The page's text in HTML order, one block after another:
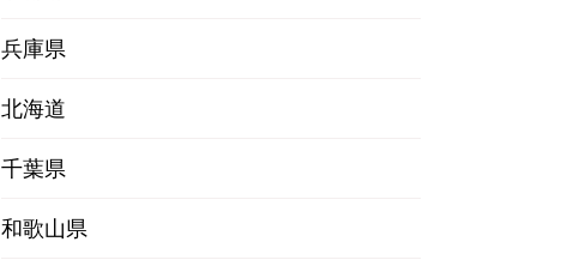
兵庫県
北海道
千葉県
和歌山県